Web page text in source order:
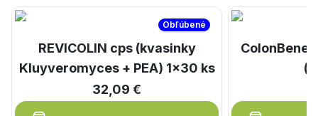
Obľúbené
REVICOLIN cps (kvasinky
Kluyveromyces + PEA) 1x30 ks
32,09 €
ColonBene